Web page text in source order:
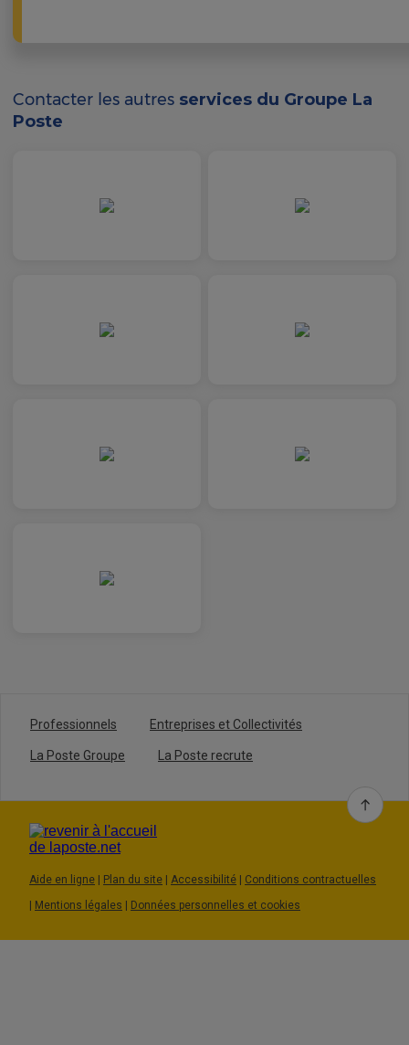
Contacter les autres services du Groupe La
Poste
Professionnels Entreprises et Collectivités
La Poste Groupe La Poste recrute
Aide en ligne Plan du site Accessibilité
Conditions contractuelles
Mentions légales Données personnelles et cookies